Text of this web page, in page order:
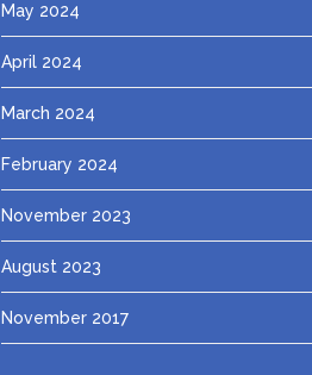
May 2024
April 2024
March 2024
February 2024
November 2023
August 2023
November 2017